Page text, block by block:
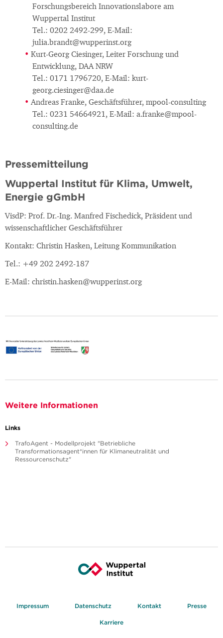
Forschungsbereich Innovationslabore am
Wuppertal Institut
Tel.: 0202 2492-299, E-Mail:
julia.brandt@wupperinst.org
Kurt-Georg Ciesinger, Leiter Forschung und
Entwicklung, DAA NRW
Tel.: 0171 1796720, E-Mail: kurt-
georg.ciesinger@daa.de
Andreas Franke, Geschäftsführer, mpool-consulting
Tel.: 0231 54664921, E-Mail: a.franke@mpool-
consulting.de
Pressemitteilung
Wuppertal Institut für Klima, Umwelt,
Energie gGmbH
VisdP: Prof. Dr.-Ing. Manfred Fischedick, Präsident und
wissenschaftlicher Geschäftsführer
Kontakt: Christin Hasken, Leitung Kommunikation
Tel.: +49 202 2492-187
E-Mail: christin.hasken@wupperinst.org
Weitere Informationen
Links
TrafoAgent - Modellprojekt "Betriebliche
Transformationsagent*innen für Klimaneutralität und
Ressourcenschutz"
Impressum Datenschutz Kontakt Presse
Karriere